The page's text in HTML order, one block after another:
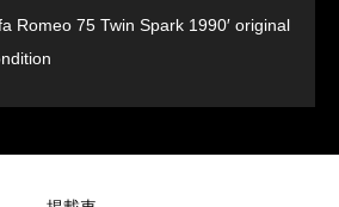
Romeo 75 Twin Spark 1990′ original